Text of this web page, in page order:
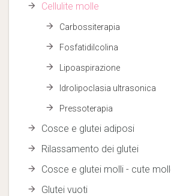
Cellulite molle
Carbossiterapia
Fosfatidilcolina
Lipoaspirazione
Idrolipoclasia ultrasonica
Pressoterapia
Cosce e glutei adiposi
Rilassamento dei glutei
Cosce e glutei molli - cute
Glutei vuoti